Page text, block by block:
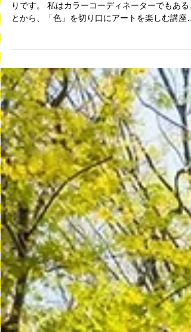
こんにちは。大阪のアートナビゲーター、琴見ゆ
カルチャー教室などで開催しております。 今回
美術館...